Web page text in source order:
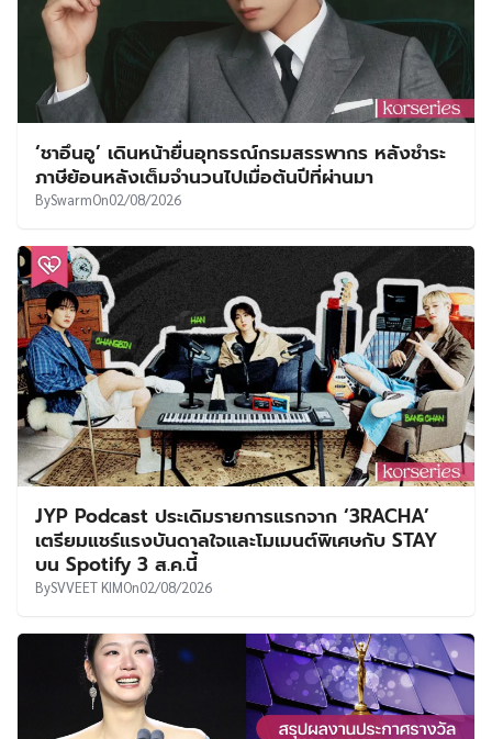
‘ชาอึนอู’ เดินหน้ายื่นอุทธรณ์กรมสรรพากร หลังชำระ
ภาษีย้อนหลังเต็มจำนวนไปเมื่อต้นปีที่ผ่านมา
BySwarmOn02/08/2026
JYP Podcast ประเดิมรายการแรกจาก ‘3RACHA’
เตรียมแชร์แรงบันดาลใจและโมเมนต์พิเศษกับ STAY
บน Spotify 3 ส.ค.นี้
BySVVEET KIMOn02/08/2026